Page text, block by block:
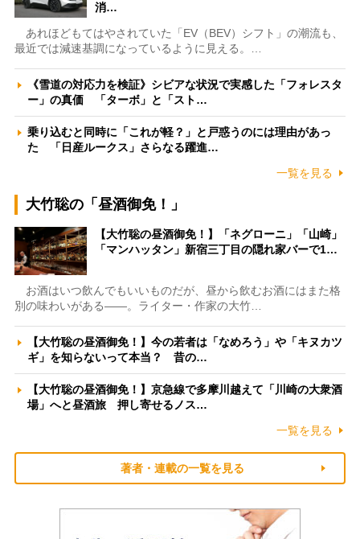
消…
あれほどもてはやされていた「EV（BEV）シフト」の潮流も、
最近では減速基調になっているように見える。…
《雪道の対応力を検証》シビアな状況で実感した「フォレスタ
ー」の真価 「ターボ」と「スト…
乗り込むと同時に「これが軽？」と戸惑うのには理由があっ
た 「日産ルークス」さらなる躍進…
一覧を見る
大竹聡の「昼酒御免！」
【大竹聡の昼酒御免！】「ネグローニ」「山崎」
「マンハッタン」新宿三丁目の隠れ家バーで1…
お酒はいつ飲んでもいいものだが、昼から飲むお酒にはまた格
別の味わいがある――。ライター・作家の大竹…
【大竹聡の昼酒御免！】今の若者は「なめろう」や「キヌカツ
ギ」を知らないって本当？ 昔の…
【大竹聡の昼酒御免！】京急線で多摩川越えて「川崎の大衆酒
場」へと昼酒旅 押し寄せるノス…
一覧を見る
著者・連載の一覧を見る